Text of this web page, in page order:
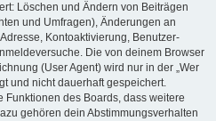
Löschen und Ändern von Beiträgen
und Umfragen), Änderungen an
Kontoaktivierung, Benutzer-
Die von deinem Browser
(User Agent) wird nur in der „Wer
und nicht dauerhaft gespeichert.
des Boards, dass weitere
gehören dein Abstimmungsverhalten